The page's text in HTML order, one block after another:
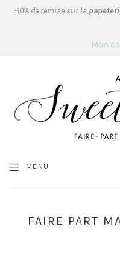
-10% de remise sur la
Mon
MENU
FAIRE PART